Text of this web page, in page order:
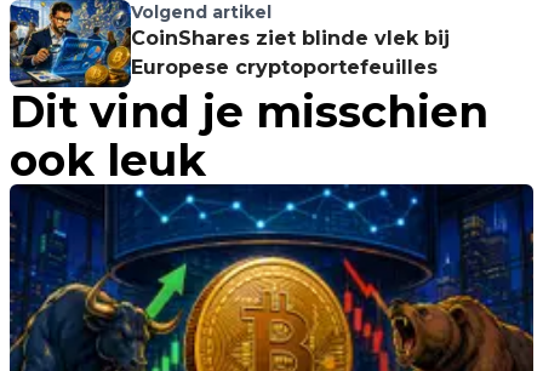
Volgend artikel
CoinShares ziet blinde vlek bij
Europese cryptoportefeuilles
Dit vind je misschien
ook leuk